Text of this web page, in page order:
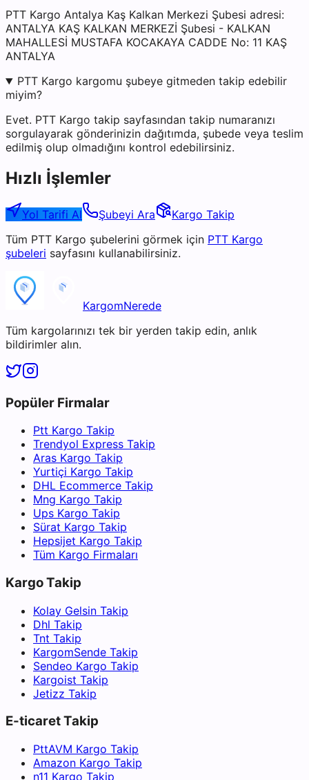
PTT Kargo Antalya Kaş Kalkan Merkezi Şubesi adresi:
ANTALYA KAŞ KALKAN MERKEZİ Şubesi - KALKAN
MAHALLESİ MUSTAFA KOCAKAYA CADDE No: 11 KAŞ
ANTALYA
PTT Kargo kargomu şubeye gitmeden takip edebilir
miyim?
Evet. PTT Kargo takip sayfasından takip numaranızı
sorgulayarak gönderinizin dağıtımda, şubede veya teslim
edilmiş olup olmadığını kontrol edebilirsiniz.
Hızlı İşlemler
Yol Tarifi Al Şubeyi Ara
Kargo Takip
Tüm PTT Kargo şubelerini görmek için PTT Kargo
şubeleri sayfasını kullanabilirsiniz.
KargomNerede
Tüm kargolarınızı tek bir yerden takip edin, anlık
bildirimler alın.
Popüler Firmalar
Ptt Kargo Takip
Trendyol Express Takip
Aras Kargo Takip
Yurtiçi Kargo Takip
DHL Ecommerce Takip
Mng Kargo Takip
Ups Kargo Takip
Sürat Kargo Takip
Hepsijet Kargo Takip
Tüm Kargo Firmaları
Kargo Takip
Kolay Gelsin Takip
Dhl Takip
Tnt Takip
KargomSende Takip
Sendeo Kargo Takip
Kargoist Takip
Jetizz Takip
E-ticaret Takip
PttAVM Kargo Takip
Amazon Kargo Takip
n11 Kargo Takip